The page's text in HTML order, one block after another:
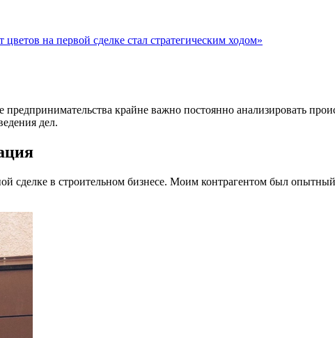
на первой сделке стал стратегическим ходом»
крайне важно постоянно анализировать
дел.
сделке в строительном бизнесе. Моим контрагентом был